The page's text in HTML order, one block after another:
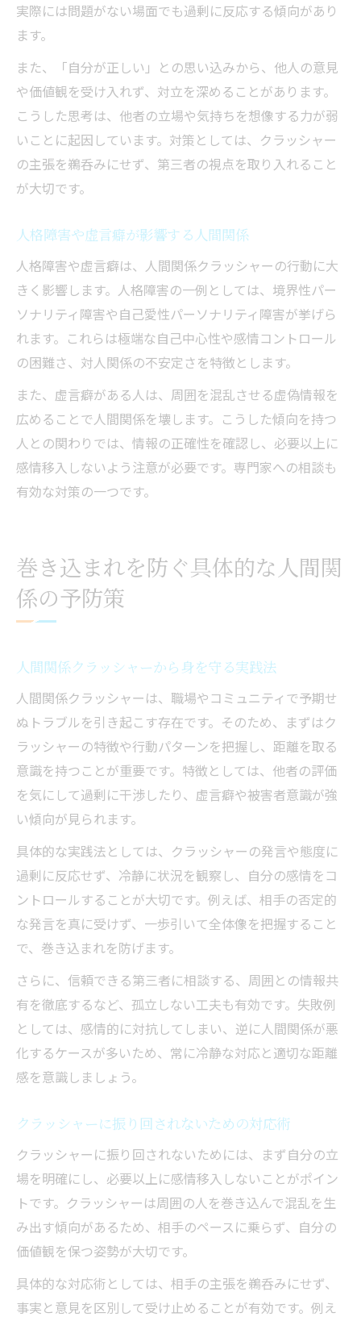
実際には問題がない場面でも過剰に反応する傾向があり
ます。
また、「自分が正しい」との思い込みから、他人の意見
や価値観を受け入れず、対立を深めることがあります。
こうした思考は、他者の立場や気持ちを想像する力が弱
いことに起因しています。対策としては、クラッシャー
の主張を鵜呑みにせず、第三者の視点を取り入れること
が大切です。
人格障害や虚言癖が影響する人間関係
人格障害や虚言癖は、人間関係クラッシャーの行動に大
きく影響します。人格障害の一例としては、境界性パー
ソナリティ障害や自己愛性パーソナリティ障害が挙げら
れます。これらは極端な自己中心性や感情コントロール
の困難さ、対人関係の不安定さを特徴とします。
また、虚言癖がある人は、周囲を混乱させる虚偽情報を
広めることで人間関係を壊します。こうした傾向を持つ
人との関わりでは、情報の正確性を確認し、必要以上に
感情移入しないよう注意が必要です。専門家への相談も
有効な対策の一つです。
巻き込まれを防ぐ具体的な人間関
係の予防策
人間関係クラッシャーから身を守る実践法
人間関係クラッシャーは、職場やコミュニティで予期せ
ぬトラブルを引き起こす存在です。そのため、まずはク
ラッシャーの特徴や行動パターンを把握し、距離を取る
意識を持つことが重要です。特徴としては、他者の評価
を気にして過剰に干渉したり、虚言癖や被害者意識が強
い傾向が見られます。
具体的な実践法としては、クラッシャーの発言や態度に
過剰に反応せず、冷静に状況を観察し、自分の感情をコ
ントロールすることが大切です。例えば、相手の否定的
な発言を真に受けず、一歩引いて全体像を把握すること
で、巻き込まれを防げます。
さらに、信頼できる第三者に相談する、周囲との情報共
有を徹底するなど、孤立しない工夫も有効です。失敗例
としては、感情的に対抗してしまい、逆に人間関係が悪
化するケースが多いため、常に冷静な対応と適切な距離
感を意識しましょう。
クラッシャーに振り回されないための対応術
クラッシャーに振り回されないためには、まず自分の立
場を明確にし、必要以上に感情移入しないことがポイン
トです。クラッシャーは周囲の人を巻き込んで混乱を生
み出す傾向があるため、相手のペースに乗らず、自分の
価値観を保つ姿勢が大切です。
具体的な対応術としては、相手の主張を鵜呑みにせず、
事実と意見を区別して受け止めることが有効です。例え